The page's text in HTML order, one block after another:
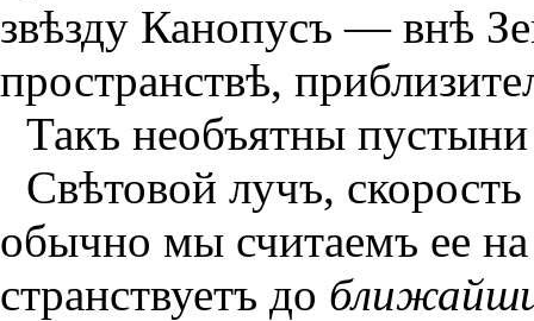
звѣзду Канопусъ — внѣ
пространствѣ,
Такъ необъятны
Свѣтовой лучъ, скорость
обычно мы считаемъ ее
странствуетъ до